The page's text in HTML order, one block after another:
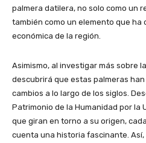
palmera datilera, no solo como un
también como un elemento que ha
económica de la región.
Asimismo, al investigar más sobre
descubrirá que estas palmeras
cambios a lo largo de los siglos.
Patrimonio de la Humanidad por la
que giran en torno a su origen,
cuenta una historia fascinante. Así,